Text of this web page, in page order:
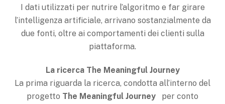
I dati utilizzati per nutrire l’algoritmo e far girare
l’intelligenza artificiale, arrivano sostanzialmente da
due fonti, oltre ai comportamenti dei clienti sulla
piattaforma.
La ricerca The Meaningful Journey
La prima riguarda la ricerca, condotta all’interno del
progetto The Meaningful Journey per conto